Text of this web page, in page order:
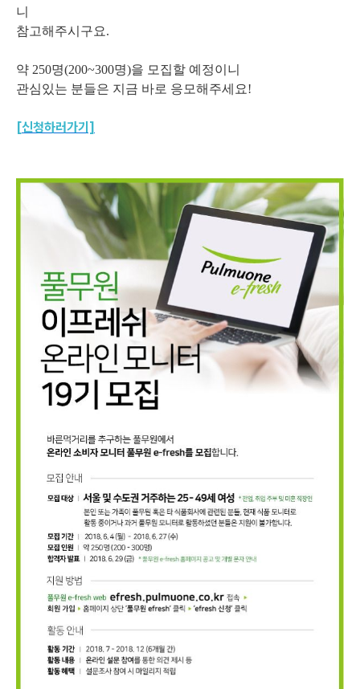
니
참고해주시구요.
약 250명(200~300명)을 모집할 예정이니
관심있는 분들은 지금 바로 응모해주세요!
[신청하러가기]